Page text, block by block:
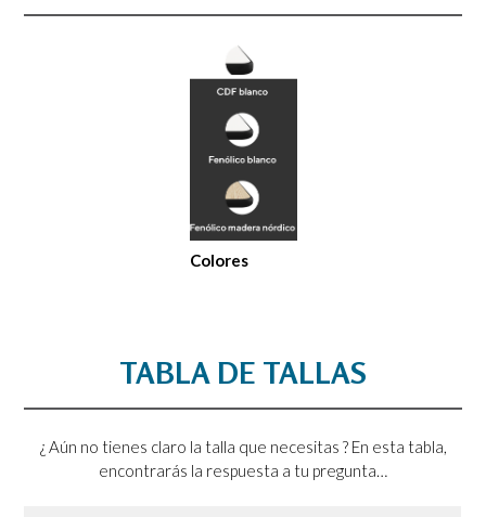
Colores
TABLA DE TALLAS
¿ Aún no tienes claro la talla que necesitas ? En esta tabla,
encontrarás la respuesta a tu pregunta…